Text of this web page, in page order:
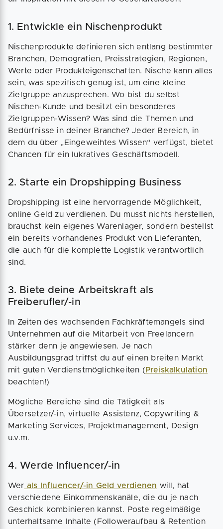
1. Entwickle ein Nischenprodukt
Nischenprodukte definieren sich entlang bestimmter
Branchen, Demografien, Preisstrategien, Regionen,
Werte oder Produkteigenschaften. Nische kann alles
sein, was spezifisch genug ist, um eine kleine
Zielgruppe anzusprechen. Wo bist du selbst
Nischen-Kunde und besitzt ein besonderes
Zielgruppen-Wissen? Was sind die Themen und
Bedürfnisse in deiner Branche? Jeder Bereich, in
dem du über „Eingeweihtes Wissen“ verfügst, bietet
Chancen für ein lukratives Geschäftsmodell.
2. Starte ein Dropshipping Business
Dropshipping ist eine hervorragende Möglichkeit,
online Geld zu verdienen. Du musst nichts herstellen,
brauchst kein eigenes Warenlager, sondern bestellst
ein bereits vorhandenes Produkt von Lieferanten,
die auch für die komplette Logistik verantwortlich
sind.
3. Biete deine Arbeitskraft als
Freiberufler/-in
In Zeiten des wachsenden Fachkräftemangels sind
Unternehmen auf die Mitarbeit von Freelancern
stärker denn je angewiesen. Je nach
Ausbildungsgrad triffst du auf einen breiten Markt
mit guten Verdienstmöglichkeiten (Preiskalkulation
beachten!)
Mögliche Bereiche sind die Tätigkeit als
Übersetzer/-in, virtuelle Assistenz, Copywriting &
Marketing Services, Projektmanagement, Design
u.v.m.
4. Werde Influencer/-in
Wer als Influencer/-in Geld verdienen will, hat
verschiedene Einkommenskanäle, die du je nach
Geschick kombinieren kannst. Poste regelmäßige
unterhaltsame Inhalte (Followeraufbau & Retention